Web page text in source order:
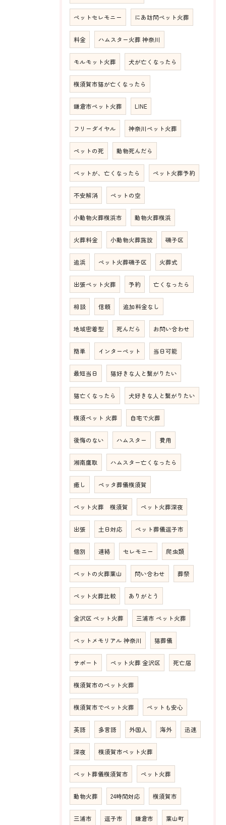
ペットセレモニー にあ訪問ペット火葬
料金 ハムスター火葬 神奈川
モルモット火葬 犬が亡くなったら
横須賀市猫が亡くなったら
鎌倉市ペット火葬 LINE
フリーダイヤル 神奈川ペット火葬
ペットの死 動物死んだら
ペットが、亡くなったら ペット火葬予約
不安解消 ペットの空
小動物火葬横浜市 動物火葬横浜
火葬料金 小動物火葬施設 磯子区
追浜 ペット火葬磯子区 火葬式
出張ペット火葬 予約 亡くなったら
相談 信頼 追加料金なし
地域密着型 死んだら お問い合わせ
簡単 インターペット 当日可能
最短当日 猫好きな人と繋がりたい
猫亡くなったら 犬好きな人と繋がりたい
横須ペット 火葬 自宅で火葬
後悔のない ハムスター 費用
湘南鷹取 ハムスター亡くなったら
癒し ペッタ葬儀横須賀
ペット火葬 横須賀 ペット火葬深夜
出張 土日対応 ペット葬儀逗子市
個別 連絡 セレモニー 爬虫類
ペットの火葬葉山 問い合わせ 葬祭
ペット火葬比較 ありがとう
金沢区 ペット火葬 三浦市 ペット火葬
ペットメモリアル 神奈川 猫葬儀
サポート ペット火葬 金沢区 死亡届
横須賀市のペット火葬
横須賀市でペット火葬 ペットも安心
英語 多言語 外国人 海外 迅速
深夜 横須賀市ペット火葬
ペット葬儀横須賀市 ペット火葬
動物火葬 24時間対応 横須賀市
三浦市 逗子市 鎌倉市 葉山町